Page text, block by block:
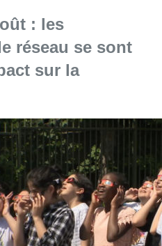
: les
réseau se sont
sur la